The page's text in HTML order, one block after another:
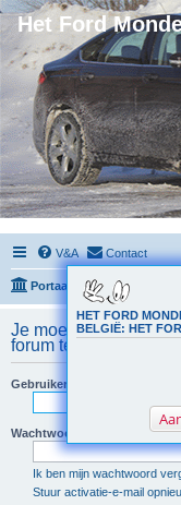
Het Ford
V&A Contact
Portaal
HET FORD
BELGIË: HET
Je moet aangemeld
forum te kunnen
Gebruikersnaam:
Wachtwoord:
Ik ben mijn wachtwoord
Stuur activatie-e-mail